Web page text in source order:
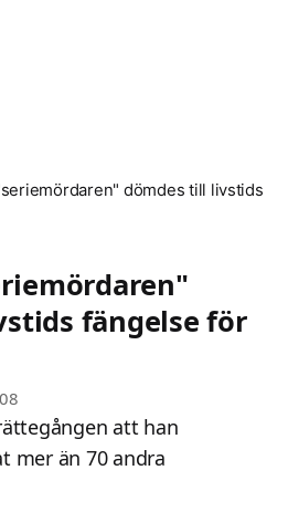
dömdes till livstids
fängelse för
att han
mer än 70 andra